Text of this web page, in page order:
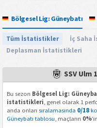
Bölgesel Lig: Güneybatı
Tüm İstatistikler
İç Saha
Deplasman İstatistikleri
SSV Ulm
Bu sezon Bölgesel Lig:
istatistikleri, genel olarak 1
anda onları sıralamasında 0/18
Güneybatı tablosu, maçların 0%